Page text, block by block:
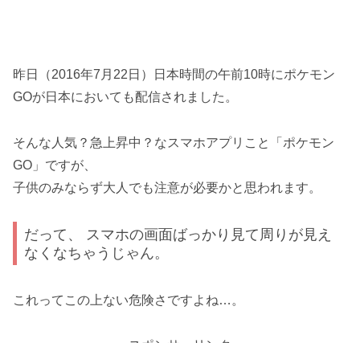
昨日（2016年7月22日）日本時間の午前10時にポケモン
GOが日本においても配信されました。
そんな人気？急上昇中？なスマホアプリこと「ポケモン
GO」ですが、
子供のみならず大人でも注意が必要かと思われます。
だって、 スマホの画面ばっかり見て周りが見え
なくなちゃうじゃん。
これってこの上ない危険さですよね…。